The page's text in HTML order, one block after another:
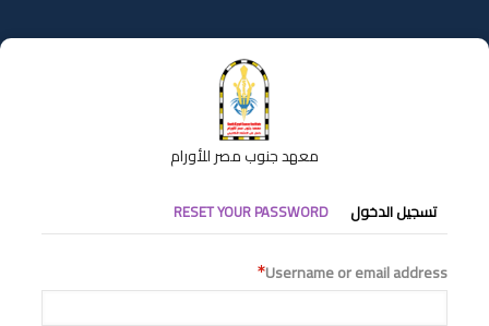
إلى
المحتوى
معهد جنوب مصر للأورام
التبويبات
الأساسية
تسجيل الدخول RESET YOUR PASSWORD
Username or email address